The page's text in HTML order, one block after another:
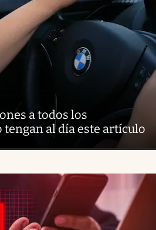
a todos los
tengan al día este artículo